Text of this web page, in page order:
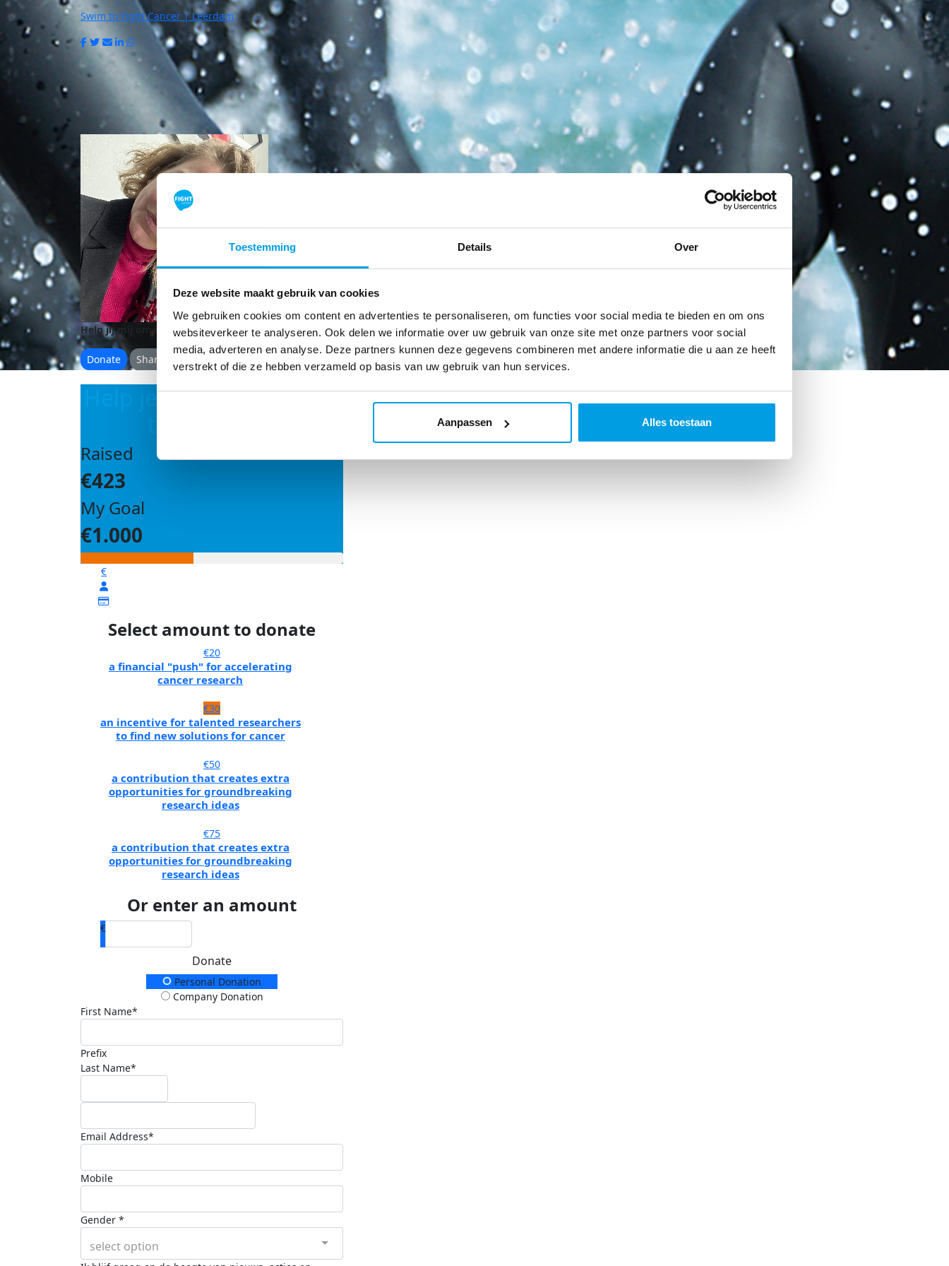
Toestemming Details Over
Deze website maakt gebruik van cookies
We gebruiken cookies om content en advertenties te personaliseren, om functies voor social media te bieden en om ons
websiteverkeer te analyseren. Ook delen we informatie over uw gebruik van onze site met onze partners voor social
media, adverteren en analyse. Deze partners kunnen deze gegevens combineren met andere informatie die u aan ze heeft
verstrekt of die ze hebben verzameld op basis van uw gebruik van hun services.
Aanpassen Alles toestaan
Swim to Fight Cancer | Leerdam
Help jij mij om mijn doel te behalen?
Donate Share
Help je mij om mijn doel
Raised
€423
My Goal
€1.000
€
Select amount to donate
€20
a financial "push" for accelerating
cancer research
€30
an incentive for talented researchers
to find new solutions for cancer
€50
a contribution that creates extra
opportunities for groundbreaking
research ideas
€75
a contribution that creates extra
opportunities for groundbreaking
research ideas
Or enter an amount
€
Donate
Donation TypePersonal Donation
Company Donation
First Name*
Prefix
Last Name*
Email Address*
Mobile
Gender *
select option